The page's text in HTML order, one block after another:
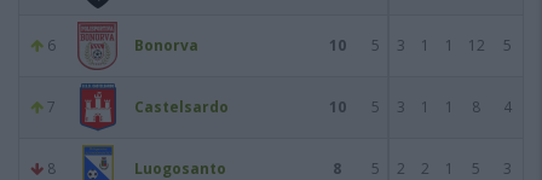
6 Bonorva 10 5 3 1 1 12 5
7 Castelsardo 10 5 3 1 1 8 4
8 Luogosanto 8 5 2 2 1 5 3